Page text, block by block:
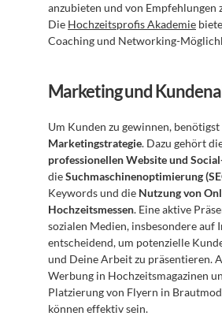
anzubieten und von Empfehlungen
Die Hochzeitsprofis Akademie
Coaching und Networking-
Marketing und
Marketingstrategie. Dazu gehört
professionellen Website und
die Suchmaschinenoptimierung
Keywords und die Nutzung von
Hochzeitsmessen. Eine aktive
sozialen Medien, insbesondere auf
entscheidend, um potenzielle
und Deine Arbeit zu präsentieren.
Werbung in Hochzeitsmagazinen
Platzierung von Flyern in
können effektiv sein.